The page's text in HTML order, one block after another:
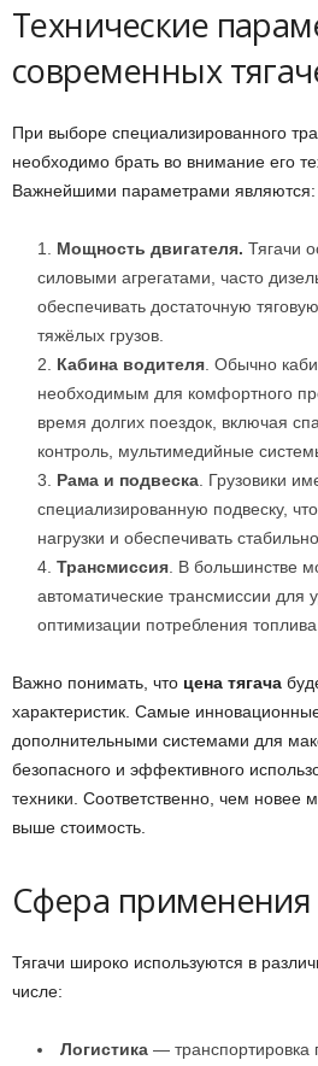
Технические
современных
При выборе специализированного
необходимо брать во внимание его
Важнейшими параметрами являются:
Мощность двигателя. Тягачи
силовыми агрегатами, часто
обеспечивать достаточную
тяжёлых грузов.
Кабина водителя . Обычно
необходимым для комфортного
время долгих поездок, включая
контроль, мультимедийные
Рама и подвеска . Грузовики
специализированную подвеску,
нагрузки и обеспечивать
Трансмиссия . В большинстве
автоматические трансмиссии для
оптимизации потребления топлива.
Важно понимать, что цена тягача
характеристик. Самые
дополнительными системами для
безопасного и эффективного
техники. Соответственно, чем новее
выше стоимость.
Сфера применения
Тягачи широко используются в
числе:
Логистика — транспортировка